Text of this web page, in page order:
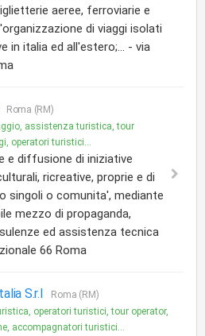
aeree, ferroviarie e
di viaggi isolati
in italia ed all'estero;... - via
Roma (RM)
assistenza turistica, tour
operatori turistici...
e diffusione di iniziative
ricreative, proprie e di
singoli o comunita', mediante
mezzo di propaganda,
ed assistenza tecnica
66 Roma
S.r.l
Roma (RM)
operatori turistici, tour operator,
accompagnatori turistici...